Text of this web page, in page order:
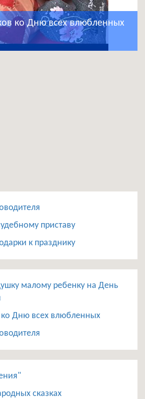
ко Дню всех влюбленных
приставу
к празднику
малому ребенку на День
ко Дню всех влюбленных
сказках